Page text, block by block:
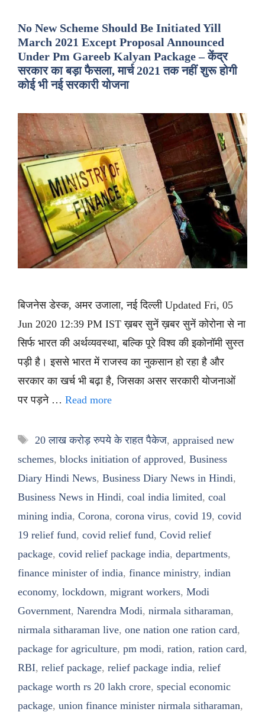
No New Scheme Should Be Initiated Yill
March 2021 Except Proposal Announced
Under Pm Gareeb Kalyan Package – केंद्र
सरकार का बड़ा फैसला, मार्च 2021 तक नहीं शुरू होगी
कोई भी नई सरकारी योजना
बिजनेस डेस्क, अमर उजाला, नई दिल्ली Updated Fri, 05
Jun 2020 12:39 PM IST ख़बर सुनें ख़बर सुनें कोरोना से ना
सिर्फ भारत की अर्थव्यवस्था, बल्कि पूरे विश्व की इकोनॉमी सुस्त
पड़ी है। इससे भारत में राजस्व का नुकसान हो रहा है और
सरकार का खर्च भी बढ़ा है, जिसका असर सरकारी योजनाओं
पर पड़ने … Read more
Tags
20 लाख करोड़ रुपये के राहत पैकेज, appraised new
schemes, blocks initiation of approved, Business
Diary Hindi News, Business Diary News in Hindi,
Business News in Hindi, coal india limited, coal
mining india, Corona, corona virus, covid 19, covid
19 relief fund, covid relief fund, Covid relief
package, covid relief package india, departments,
finance minister of india, finance ministry, indian
economy, lockdown, migrant workers, Modi
Government, Narendra Modi, nirmala sitharaman,
nirmala sitharaman live, one nation one ration card,
package for agriculture, pm modi, ration, ration card,
RBI, relief package, relief package india, relief
package worth rs 20 lakh crore, special economic
package, union finance minister nirmala sitharaman,